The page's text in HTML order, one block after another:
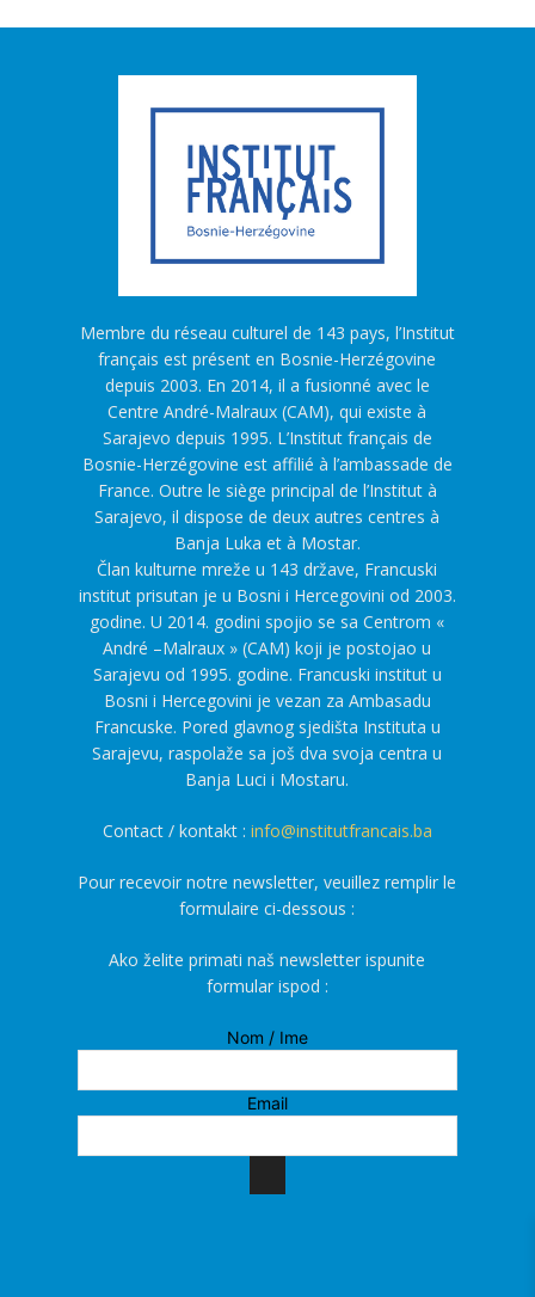
Membre du réseau culturel de 143 pays, l’Institut
français est présent en Bosnie-Herzégovine
depuis 2003. En 2014, il a fusionné avec le
Centre André-Malraux (CAM), qui existe à
Sarajevo depuis 1995. L’Institut français de
Bosnie-Herzégovine est affilié à l’ambassade de
France. Outre le siège principal de l’Institut à
Sarajevo, il dispose de deux autres centres à
Banja Luka et à Mostar.
Član kulturne mreže u 143 države, Francuski
institut prisutan je u Bosni i Hercegovini od 2003.
godine. U 2014. godini spojio se sa Centrom «
André –Malraux » (CAM) koji je postojao u
Sarajevu od 1995. godine. Francuski institut u
Bosni i Hercegovini je vezan za Ambasadu
Francuske. Pored glavnog sjedišta Instituta u
Sarajevu, raspolaže sa još dva svoja centra u
Banja Luci i Mostaru.
Contact / kontakt : info@institutfrancais.ba
Pour recevoir notre newsletter, veuillez remplir le
formulaire ci-dessous :
Ako želite primati naš newsletter ispunite
formular ispod :
Nom / Ime
Email